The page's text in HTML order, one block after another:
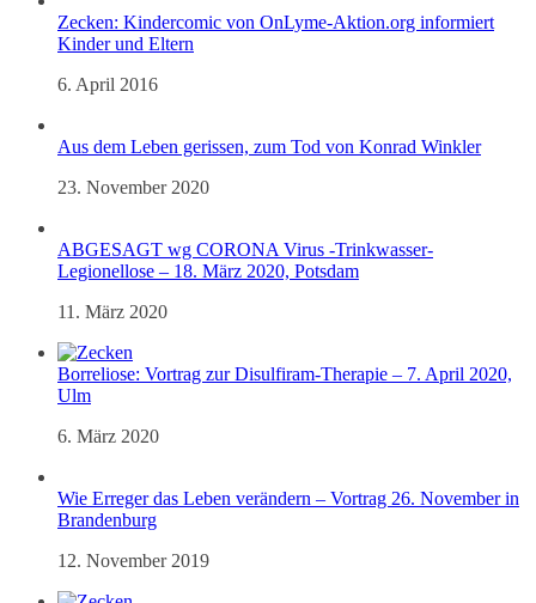
Zecken: Kindercomic von OnLyme-Aktion.org informiert
Kinder und Eltern
6. April 2016
Aus dem Leben gerissen, zum Tod von Konrad Winkler
23. November 2020
ABGESAGT wg CORONA Virus -Trinkwasser-
Legionellose – 18. März 2020, Potsdam
11. März 2020
Borreliose: Vortrag zur Disulfiram-Therapie – 7. April 2020,
Ulm
6. März 2020
Wie Erreger das Leben verändern – Vortrag 26. November in
Brandenburg
12. November 2019